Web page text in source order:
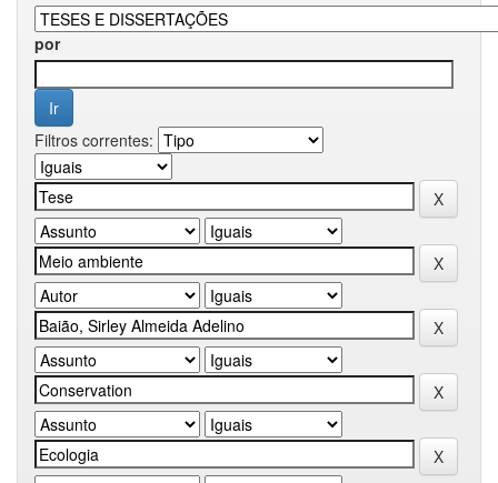
por
Filtros correntes: